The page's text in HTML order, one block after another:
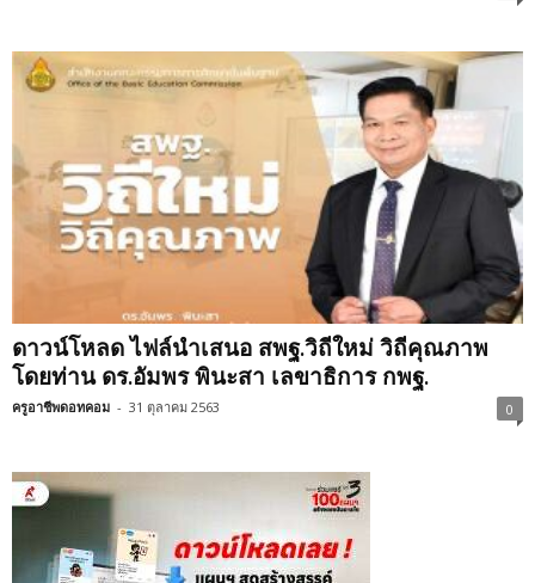
ดาวน์โหลด ไฟล์นำเสนอ สพฐ.วิถีใหม่ วิถีคุณภาพ
โดยท่าน ดร.อัมพร พินะสา เลขาธิการ กพฐ.
ครูอาชีพดอทคอม - 31 ตุลาคม 2563 0